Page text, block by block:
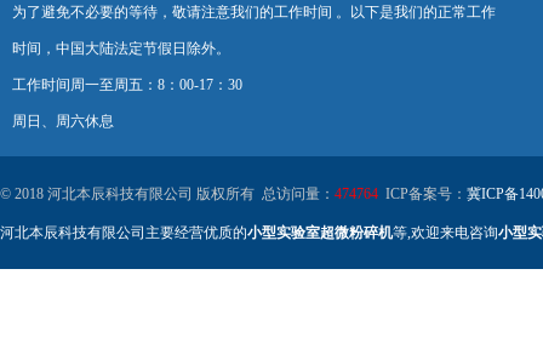
为了避免不必要的等待，敬请注意我们的工作时间 。以下是我们的正常工作
时间，中国大陆法定节假日除外。
工作时间周一至周五：8：00-17：30
周日、周六休息
© 2018 河北本辰科技有限公司 版权所有 总访问量： 474764 ICP备案号： 冀ICP备
河北本辰科技有限公司主要经营优质的小型实验室超微粉碎机等,欢迎来电咨询小型